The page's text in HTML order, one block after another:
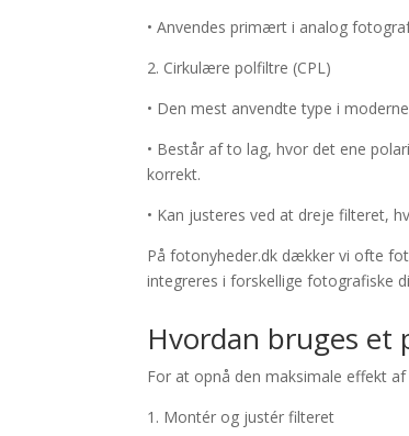
• Anvendes primært i analog
2. Cirkulære polfiltre (CPL)
• Den mest anvendte type i
• Består af to lag, hvor det ene
korrekt.
• Kan justeres ved at dreje filteret,
På fotonyheder.dk dækker vi ofte
integreres i forskellige fotografiske
Hvordan bruges et
For at opnå den maksimale effekt
1. Montér og justér filteret